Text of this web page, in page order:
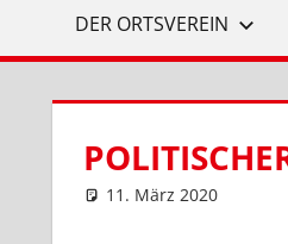
DER ORTSVEREIN
11. März 2020